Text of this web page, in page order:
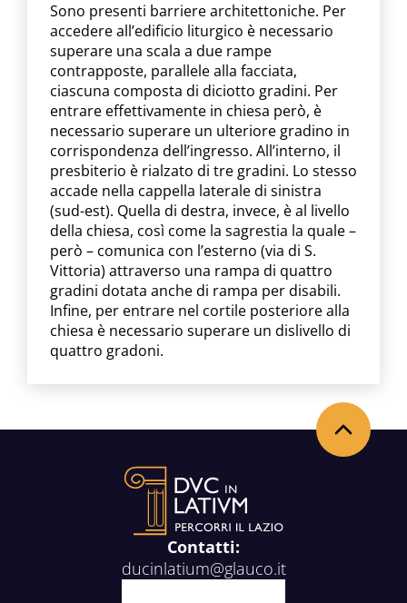
Sono presenti barriere architettoniche. Per
accedere all’edificio liturgico è necessario
superare una scala a due rampe
contrapposte, parallele alla facciata,
ciascuna composta di diciotto gradini. Per
entrare effettivamente in chiesa però, è
necessario superare un ulteriore gradino in
corrispondenza dell’ingresso. All’interno, il
presbiterio è rialzato di tre gradini. Lo stesso
accade nella cappella laterale di sinistra
(sud-est). Quella di destra, invece, è al livello
della chiesa, così come la sagrestia la quale –
però – comunica con l’esterno (via di S.
Vittoria) attraverso una rampa di quattro
gradini dotata anche di rampa per disabili.
Infine, per entrare nel cortile posteriore alla
chiesa è necessario superare un dislivello di
quattro gradoni.
Contatti:
ducinlatium@glauco.it
Torna in alto